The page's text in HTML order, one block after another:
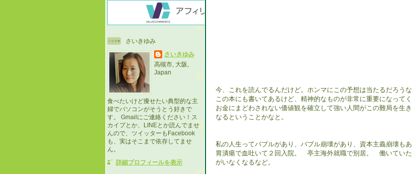
さいきゆみ
さいきゆみ
高槻市, 大阪,
Japan
食べたいけど痩せたい典型的な主
婦でパソコンがそうとう好きで
す。 Gmailにご連絡ください！ス
カイプとか、LINEとか読んでませ
んので、ツイッターもFacebook
も、実はそこまで依存してませ
ん。
詳細プロフィールを表示
今、これを読んでるんだけど。ホンマにこの予想は当たるだろうな
この本にも書いてあるけど、精神的なものが非常に重要になってく
お金にまどわされない価値観を確立して強い人間がこの難局を生
なるということかなと。
私の人生ってバブルがあり、バブル崩壊があり、資本主義崩壊も
胃潰瘍で血吐いて２回入院。 亭主海外就職で別居。 働いてい
がいなくなるなど。